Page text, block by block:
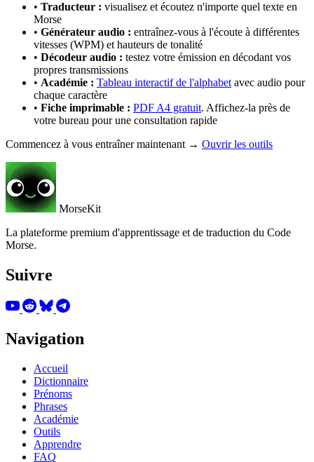
• Traducteur : visualisez et écoutez n'importe quel texte en
Morse
• Générateur audio : entraînez-vous à l'écoute à différentes
vitesses (WPM) et hauteurs de tonalité
• Décodeur audio : testez votre émission en décodant vos
propres transmissions
• Académie : Tableau interactif de l'alphabet avec audio pour
chaque caractère
• Fiche imprimable : PDF A4 gratuit. Affichez-la près de
votre bureau pour une consultation rapide
Commencez à vous entraîner maintenant → Ouvrir les outils
MorseKit
La plateforme premium d'apprentissage et de traduction du Code
Morse.
Suivre
Navigation
Accueil
Dictionnaire
Prénoms
Phrases
Académie
Outils
Apprendre
FAQ